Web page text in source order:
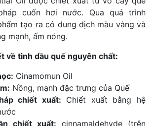
cuốn hơi nước. Qua quá trình
tạo ra có dung dịch màu vàng và
mạnh, ấm nóng.
về tinh dầu quế nguyên chất:
Cinamomun Oil
Nồng, mạnh đặc trưng của Quế
chiết xuất: Chiết xuất bằng hệ
chiết xuất: cinnamaldehyde (trên